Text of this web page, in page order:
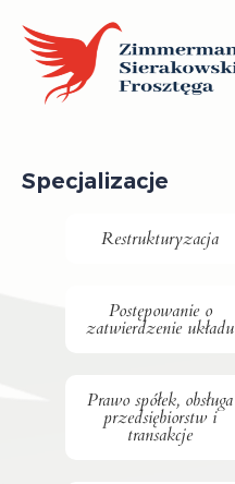
Specjalizacje
Restrukturyzacja
Postępowanie o
zatwierdzenie układu
Prawo spółek, obsługa
przedsiębiorstw i
transakcje